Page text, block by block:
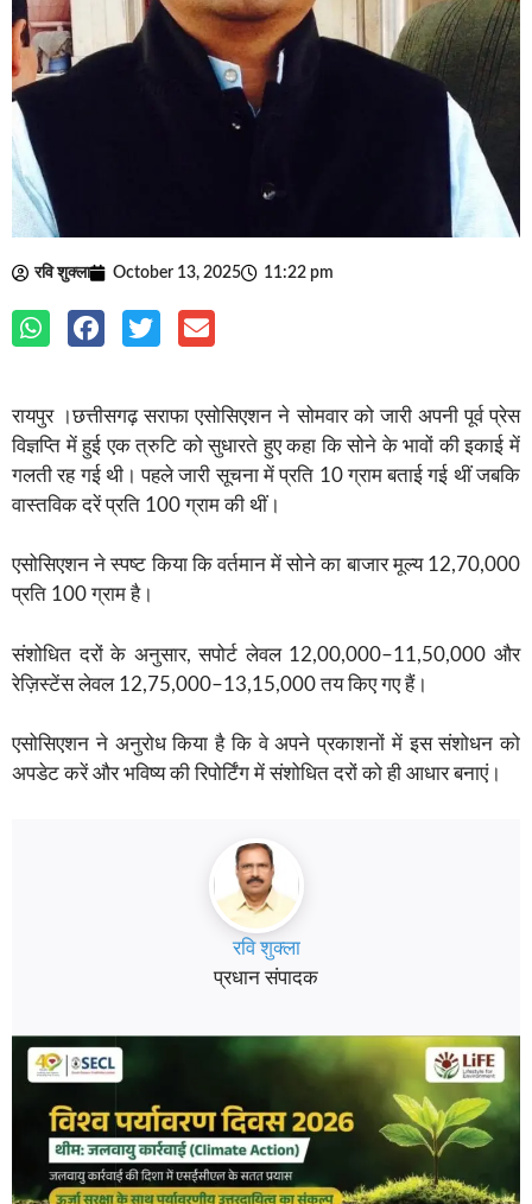
रवि शुक्ला October 13, 2025 11:22 pm
रायपुर ।छत्तीसगढ़ सराफा एसोसिएशन ने सोमवार को जारी अपनी पूर्व प्रेस
विज्ञप्ति में हुई एक त्रुटि को सुधारते हुए कहा कि सोने के भावों की इकाई में
गलती रह गई थी। पहले जारी सूचना में प्रति 10 ग्राम बताई गई थीं जबकि
वास्तविक दरें प्रति 100 ग्राम की थीं।
एसोसिएशन ने स्पष्ट किया कि वर्तमान में सोने का बाजार मूल्य 12,70,000
प्रति 100 ग्राम है।
संशोधित दरों के अनुसार, सपोर्ट लेवल 12,00,000–11,50,000 और
रेज़िस्टेंस लेवल 12,75,000–13,15,000 तय किए गए हैं।
एसोसिएशन ने अनुरोध किया है कि वे अपने प्रकाशनों में इस संशोधन को
अपडेट करें और भविष्य की रिपोर्टिंग में संशोधित दरों को ही आधार बनाएं।
रवि शुक्ला
प्रधान संपादक